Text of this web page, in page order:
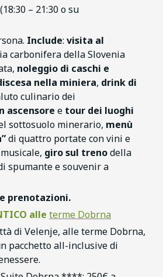
– 21:30 o su
Include: visita al
carbonifera della Slovenia
noleggio di caschi e
nella miniera, drink di
culinario dei
ascensore e tour dei luoghi
sottosuolo minerario, menù
di quattro portate con vini e
giro sul trenodella
spumante e souvenir a
prenotazioni.
alle terme Dobrna
di Velenje, alle terme Dobrna,
pacchetto all-inclusive di